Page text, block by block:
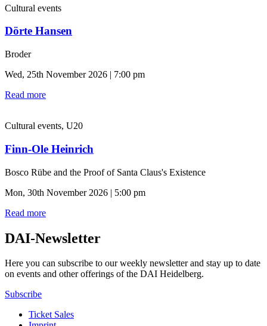
Cultural events
Dörte Hansen
Broder
Wed, 25th November 2026 | 7:00 pm
Read more
Cultural events, U20
Finn-Ole Heinrich
Bosco Rübe and the Proof of Santa Claus's Existence
Mon, 30th November 2026 | 5:00 pm
Read more
DAI-Newsletter
Here you can subscribe to our weekly newsletter and stay up to date
on events and other offerings of the DAI Heidelberg.
Subscribe
Ticket Sales